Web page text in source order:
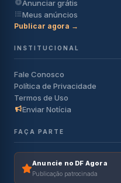
Anunciar grátis
Meus anúncios
Publicar agora →
INSTITUCIONAL
Fale Conosco
Política de Privacidade
Termos de Uso
Enviar Notícia
FAÇA PARTE
Anuncie no DF Agora
Publicação patrocinada